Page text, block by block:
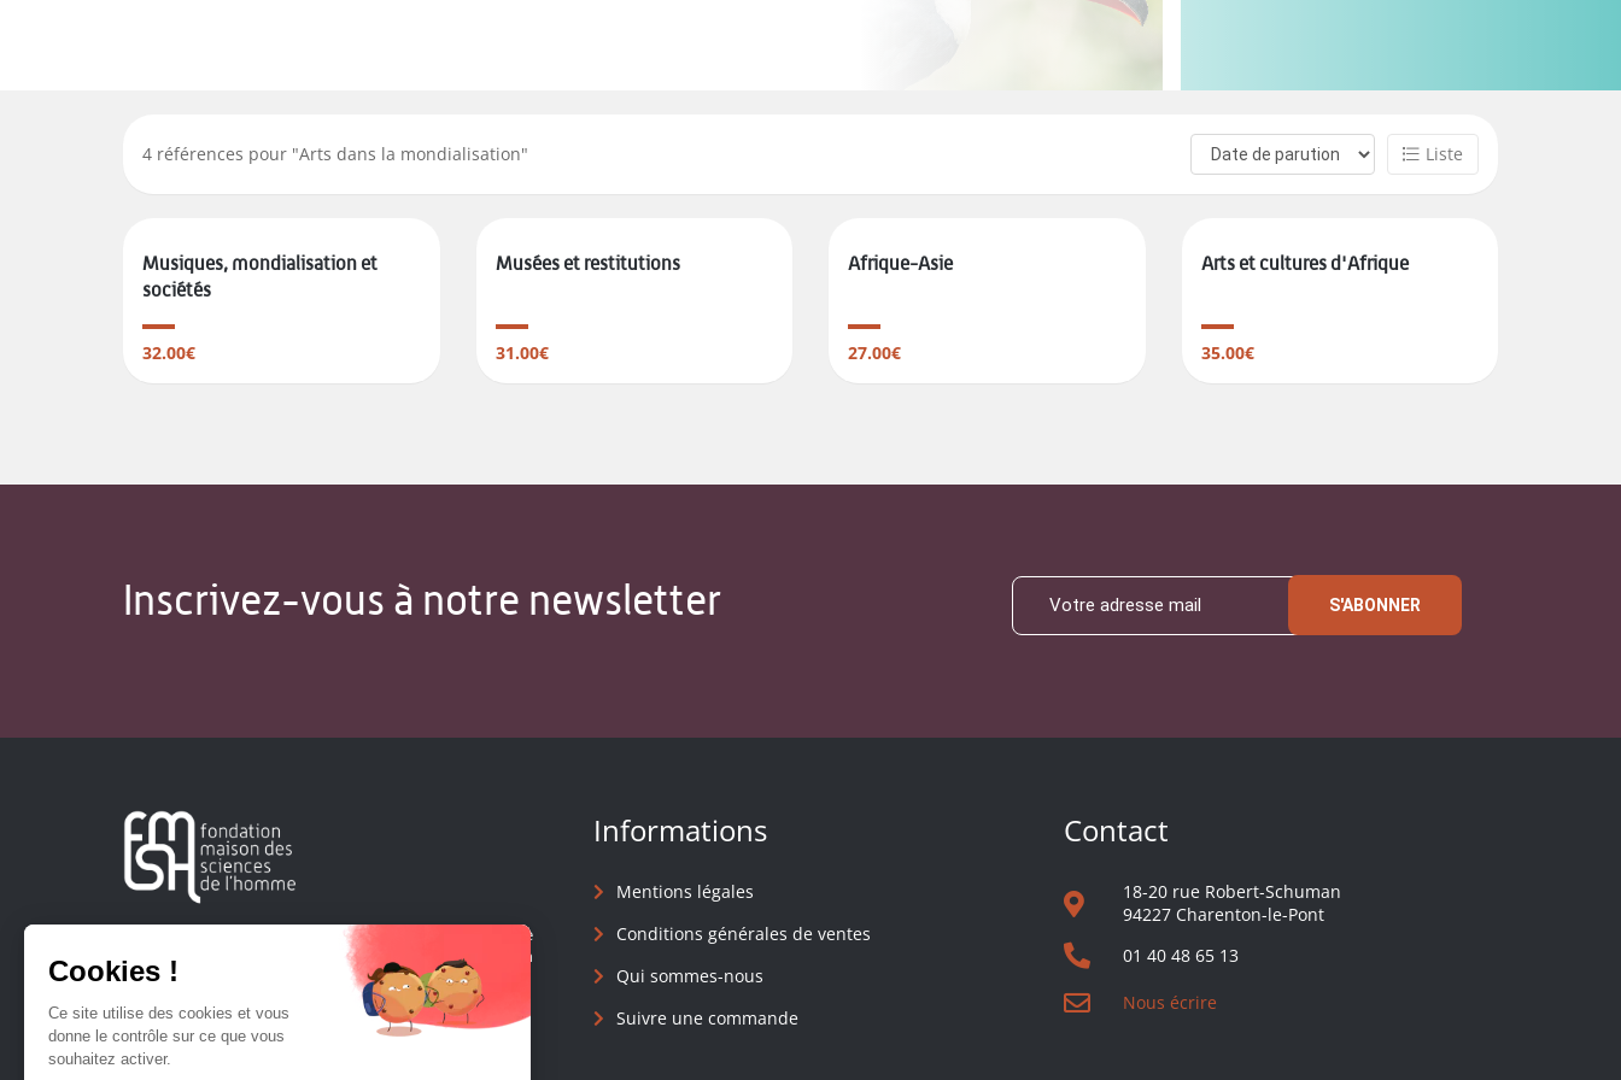
4 références pour "Arts dans la mondialisation" Liste
Musiques, mondialisation et
sociétés
32.00€
Musées et restitutions
31.00€
Afrique-Asie
27.00€
Arts et cultures d'Afrique
35.00€
Inscrivez-vous à notre newsletter S'ABONNER
Créée en 1963, la Fondation Maison Sciences de l'Homme
soutient la recherche et la diffusion des connaissances en
sciences humaines et sociales.
Informations
Mentions légales
Conditions générales de ventes
Qui sommes-nous
Suivre une commande
Contact
18-20 rue Robert-Schuman
94227 Charenton-le-Pont
01 40 48 65 13
Nous écrire